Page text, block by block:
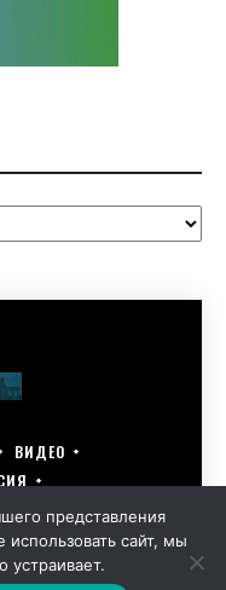
ВИДЕО
ГОРОДА 15–17 МАРТА
РАЗРАБОТАНО KARTOEV.RU
ДАННЫХ
представления
сайт, мы
устраивает.